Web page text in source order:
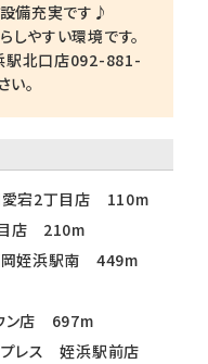
設備充実です♪
やすい環境です。
駅北口店092-881-
。
愛宕2丁目店 110m
店 210m
岡姪浜駅南 449m
ン店 697m
プレス 姪浜駅前店